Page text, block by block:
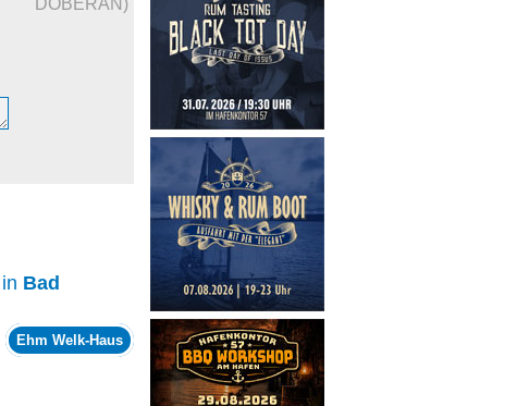
DOBERAN)
in Bad
Ehm Welk-Haus